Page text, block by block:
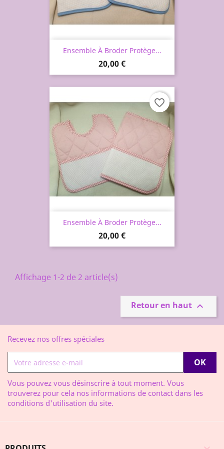
Ensemble À Broder Protège...
Prix
20,00 €
Ensemble À Broder Protège...
Prix
20,00 €
favorite_border
Affichage 1-2 de 2 article(s)
Retour en haut 
Recevez nos offres spéciales
Vous pouvez vous désinscrire à tout moment. Vous
trouverez pour cela nos informations de contact dans les
conditions d'utilisation du site.